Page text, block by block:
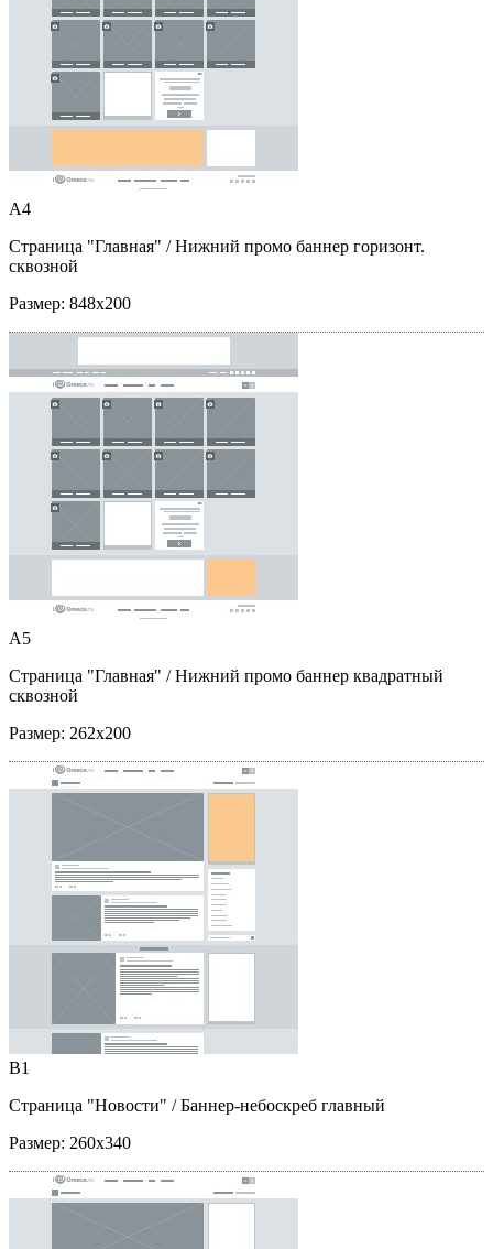
A4
Страница "Главная" / Нижний промо баннер горизонт.
сквозной
Размер: 848x200
A5
Страница "Главная" / Нижний промо баннер квадратный
сквозной
Размер: 262x200
B1
Страница "Новости" / Баннер-небоскреб главный
Размер: 260x340